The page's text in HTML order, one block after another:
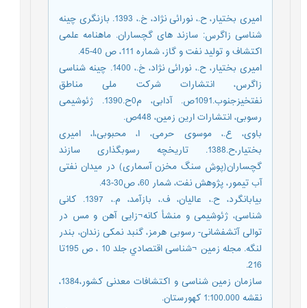
امیری بختیار، ح.، نورائی نژاد، خ.، 1393. بازنگرى چينه
شناسى زاگرس: سازند هاى گچساران. ماهنامه علمی
اکتشاف و تولید نفت و گاز، شماره 111، ص 40-45.
امیری بختیار، ح.، نورائی نژاد، خ.، 1400. چينه شناسى
زاگرس، انتشارات شرکت ملی مناطق
نفتخیزجنوب.1091ص. آدابی، م0ح.1390. ژئوشیمی
رسوبی، انتشارات ارین زمین، 448ص.
باوی، ع.، موسوی حرمی، ا، محبوبی،ا، امیری
بختیار،ح.1388. تاریخچه رسوبگذاری سازند
گچساران(پوش سنگ مخزن آسماری) در میدان نفتی
آب تیمور، پژوهش نفت، شمار 60، ص30-43.
بیابانگرد، ح.، عالیان، ف.، بازآمد، م.، 1397. کانی
شناسی، ژئوشیمی و منشأ کانه¬زایی آهن و مس در
توالی آتشفشانی- رسوبی هرمز، گنبد نمکی زندان، بندر
لنگه. مجله زمین ¬شناسی اقتصادي جلد 10 ، ص 195تا
216.
سازمان زمین شناسی و اکتشافات معدنی کشور،1384،
نقشه 1:100.000 کهورستان.